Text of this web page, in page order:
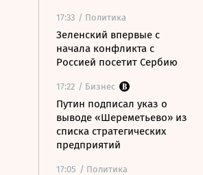
17:33 / Политика
Зеленский впервые с
начала конфликта с
Россией посетит Сербию
17:22 / Бизнес
Путин подписал указ о
выводе «Шереметьево» из
списка стратегических
предприятий
17:05 / Политика